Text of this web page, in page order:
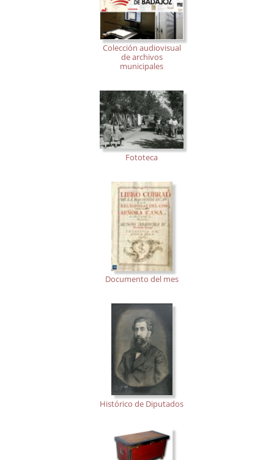
Colección audiovisual
de archivos
municipales
Fototeca
Documento del mes
Histórico de Diputados